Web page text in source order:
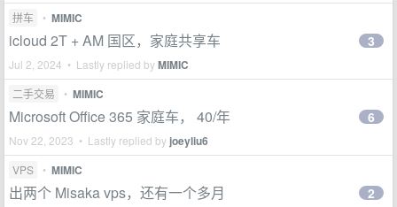
拼车 • MIMIC
icloud 2T + AM 国区，家庭共享车
Jul 2, 2024 • Lastly replied byMIMIC
3
二手交易 • MIMIC
Microsoft Office 365 家庭车， 40/年
Nov 22, 2023 • Lastly replied by joeyliu6
6
VPS • MIMIC
出两个 Misaka vps，还有一个多月 2